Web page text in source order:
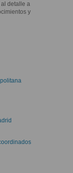
detalle a
y